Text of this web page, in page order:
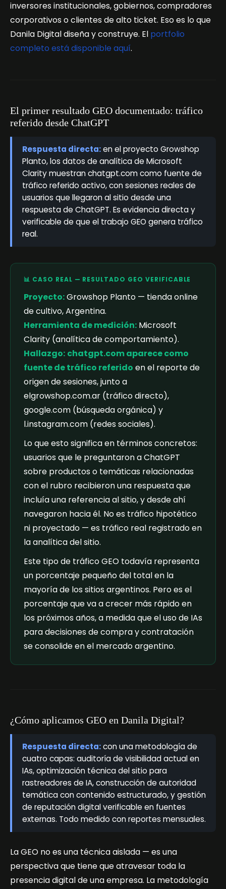
inversores institucionales, gobiernos, compradores
corporativos o clientes de alto ticket. Eso es lo que
Danila Digital diseña y construye. El portfolio
completo está disponible aquí.
El primer resultado GEO documentado: tráfico
referido desde ChatGPT
Respuesta directa:en el proyecto Growshop
Planto, los datos de analítica de Microsoft
Clarity muestran chatgpt.com como fuente de
tráfico referido activo, con sesiones reales de
usuarios que llegaron al sitio desde una
respuesta de ChatGPT. Es evidencia directa y
verificable de que el trabajo GEO genera tráfico
real.
📊 CASO REAL — RESULTADO GEO VERIFICABLE
Proyecto:Growshop Planto — tienda online
de cultivo, Argentina.
Herramienta de medición: Microsoft
Clarity (analítica de comportamiento).
Hallazgo: chatgpt.com aparece como
fuente de tráfico referido en el reporte de
origen de sesiones, junto a
elgrowshop.com.ar (tráfico directo),
google.com (búsqueda orgánica) y
l.instagram.com (redes sociales).
Lo que esto significa en términos concretos:
usuarios que le preguntaron a ChatGPT
sobre productos o temáticas relacionadas
con el rubro recibieron una respuesta que
incluía una referencia al sitio, y desde ahí
navegaron hacia él. No es tráfico hipotético
ni proyectado — es tráfico real registrado en
la analítica del sitio.
Este tipo de tráfico GEO todavía representa
un porcentaje pequeño del total en la
mayoría de los sitios argentinos. Pero es el
porcentaje que va a crecer más rápido en
los próximos años, a medida que el uso de IAs
para decisiones de compra y contratación
se consolide en el mercado argentino.
¿Cómo aplicamos GEO en Danila Digital?
Respuesta directa:con una metodología de
cuatro capas: auditoría de visibilidad actual en
IAs, optimización técnica del sitio para
rastreadores de IA, construcción de autoridad
temática con contenido estructurado, y gestión
de reputación digital verificable en fuentes
externas. Todo medido con reportes mensuales.
La GEO no es una técnica aislada — es una
perspectiva que tiene que atravesar toda la
presencia digital de una empresa. La metodología